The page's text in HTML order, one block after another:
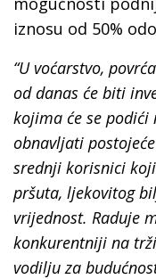
iznosu od 50%
“U voćarstvo,
od danas će biti
kojima će se
obnavljati
srednji korisnici
pršuta, ljekovitog
vrijednost. Raduje
konkurentniji na
vodilju za